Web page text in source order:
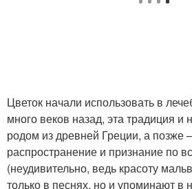
Цветок начали использовать в
много веков назад, эта традиция
родом из древней Греции, а позже
распространение и признание по
(неудивительно, ведь красоту
только в песнях, но и упоминают в